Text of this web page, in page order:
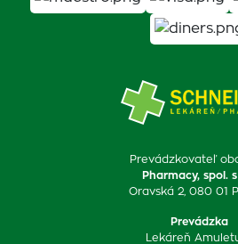
Prevádzkovateľ
Pharmacy, spol. s
Oravská 2, 080 01
Prevádzka
Lekáreň